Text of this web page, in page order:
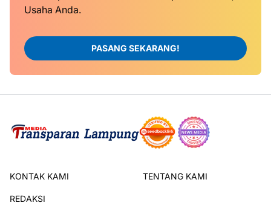
Usaha Anda.
PASANG SEKARANG!
KONTAK KAMI TENTANG KAMI
REDAKSI